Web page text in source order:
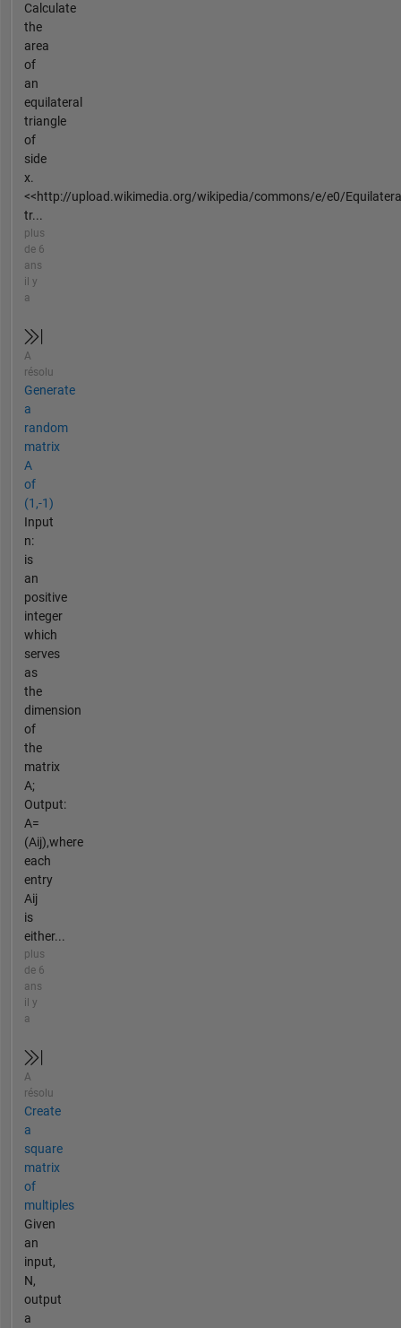
Calculate
the
area
of
an
equilateral
triangle
of
side
x.
<<http://upload.wikimedia.org/wikipedia/commons/e/e0/
tr...
plus
de 6
ans
il y
a
A
résolu
Generate
a
random
matrix
A
of
(1,-1)
Input
n:
is
an
positive
integer
which
serves
as
the
dimension
of
the
matrix
A;
Output:
A=
(Aij),where
each
entry
Aij
is
either...
plus
de 6
ans
il y
a
A
résolu
Create
a
square
matrix
of
multiples
Given
an
input,
N,
output
a